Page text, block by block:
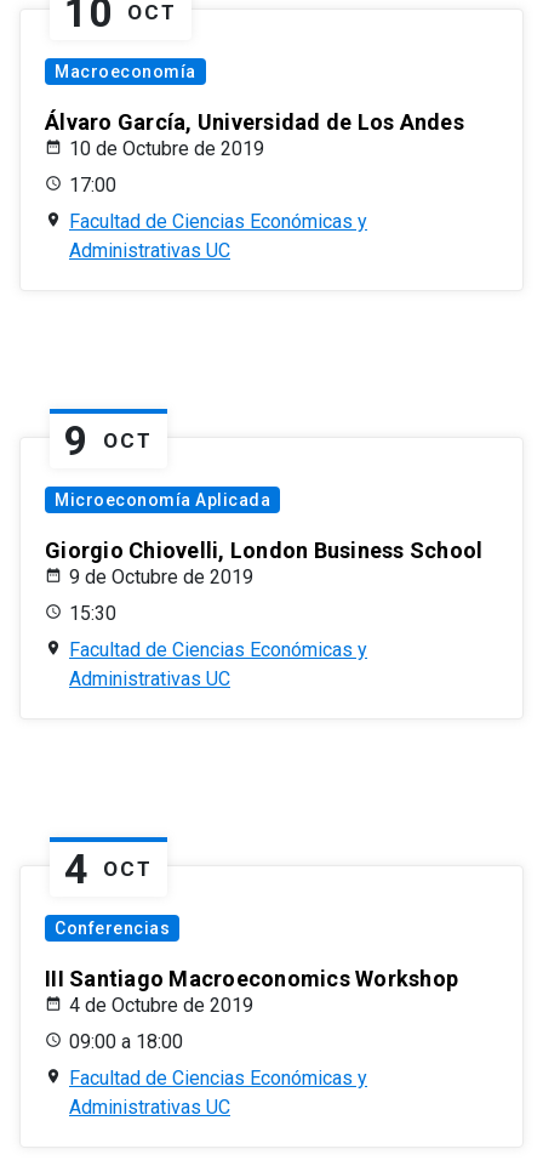
10 OCT
Macroeconomía
Álvaro García, Universidad de Los Andes
10 de Octubre de 2019
17:00
Facultad de Ciencias Económicas y
Administrativas UC
9 OCT
Microeconomía Aplicada
Giorgio Chiovelli, London Business School
9 de Octubre de 2019
15:30
Facultad de Ciencias Económicas y
Administrativas UC
4 OCT
Conferencias
III Santiago Macroeconomics Workshop
4 de Octubre de 2019
09:00 a 18:00
Facultad de Ciencias Económicas y
Administrativas UC